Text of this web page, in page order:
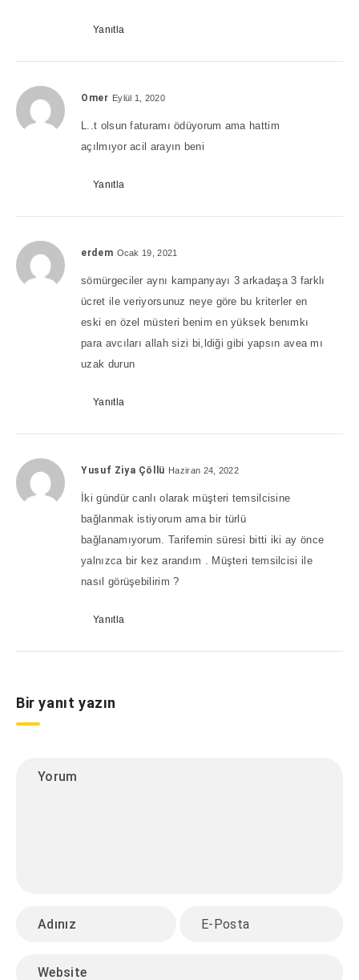
Yanıtla
Omer Eylül 1, 2020
L..t olsun faturamı ödüyorum ama hattim
açılmıyor acil arayın beni
Yanıtla
erdem Ocak 19, 2021
sömürgeciler aynı kampanyayı 3 arkadaşa 3 farklı
ücret ile veriyorsunuz neye göre bu kriterler en
eski en özel müsteri benim en yüksek benımkı
para avcıları allah sizi bi,ldiği gibi yapsın avea mı
uzak durun
Yanıtla
Yusuf Ziya Çöllü Haziran 24, 2022
İki gündür canlı olarak müşteri temsilcisine
bağlanmak istiyorum ama bir türlü
bağlanamıyorum. Tarifemin süresi bitti iki ay önce
yalnızca bir kez arandım . Müşteri temsilcisi ile
nasıl görüşebilirim ?
Yanıtla
Bir yanıt yazın